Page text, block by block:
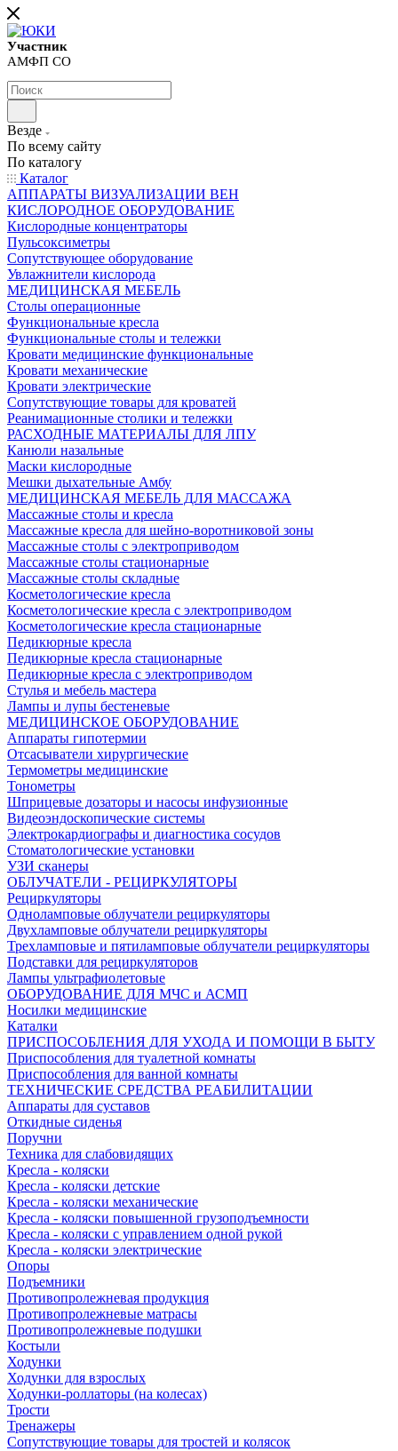
Участник
АМФП СО
Везде
По всему сайту
По каталогу
Каталог
АППАРАТЫ ВИЗУАЛИЗАЦИИ ВЕН
КИСЛОРОДНОЕ ОБОРУДОВАНИЕ
Кислородные концентраторы
Пульсоксиметры
Сопутствующее оборудование
Увлажнители кислорода
МЕДИЦИНСКАЯ МЕБЕЛЬ
Столы операционные
Функциональные кресла
Функциональные столы и тележки
Кровати медицинские функциональные
Кровати механические
Кровати электрические
Сопутствующие товары для кроватей
Реанимационные столики и тележки
РАСХОДНЫЕ МАТЕРИАЛЫ ДЛЯ ЛПУ
Канюли назальные
Маски кислородные
Мешки дыхательные Амбу
МЕДИЦИНСКАЯ МЕБЕЛЬ ДЛЯ МАССАЖА
Массажные столы и кресла
Массажные кресла для шейно-воротниковой зоны
Массажные столы с электроприводом
Массажные столы стационарные
Массажные столы складные
Косметологические кресла
Косметологические кресла с электроприводом
Косметологические кресла стационарные
Педикюрные кресла
Педикюрные кресла стационарные
Педикюрные кресла с электроприводом
Стулья и мебель мастера
Лампы и лупы бестеневые
МЕДИЦИНСКОЕ ОБОРУДОВАНИЕ
Аппараты гипотермии
Отсасыватели хирургические
Термометры медицинские
Тонометры
Шприцевые дозаторы и насосы инфузионные
Видеоэндоскопические системы
Электрокардиографы и диагностика сосудов
Стоматологические установки
УЗИ сканеры
ОБЛУЧАТЕЛИ - РЕЦИРКУЛЯТОРЫ
Рециркуляторы
Одноламповые облучатели рециркуляторы
Двухламповые облучатели рециркуляторы
Трехламповые и пятиламповые облучатели рециркуляторы
Подставки для рециркуляторов
Лампы ультрафиолетовые
ОБОРУДОВАНИЕ ДЛЯ МЧС и АСМП
Носилки медицинские
Каталки
ПРИСПОСОБЛЕНИЯ ДЛЯ УХОДА И ПОМОЩИ В БЫТУ
Приспособления для туалетной комнаты
Приспособления для ванной комнаты
ТЕХНИЧЕСКИЕ СРЕДСТВА РЕАБИЛИТАЦИИ
Аппараты для суставов
Откидные сиденья
Поручни
Техника для слабовидящих
Кресла - коляски
Кресла - коляски детские
Кресла - коляски механические
Кресла - коляски повышенной грузоподъемности
Кресла - коляски с управлением одной рукой
Кресла - коляски электрические
Опоры
Подъемники
Противопролежневая продукция
Противопролежневые матрасы
Противопролежневые подушки
Костыли
Ходунки
Ходунки для взрослых
Ходунки-роллаторы (на колесах)
Трости
Тренажеры
Сопутствующие товары для тростей и колясок